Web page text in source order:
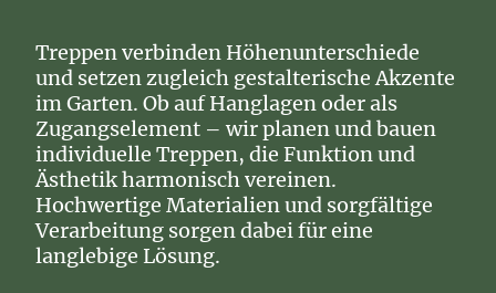
Treppen verbinden Höhenunterschiede
und setzen zugleich gestalterische Akzente
im Garten. Ob auf Hanglagen oder als
Zugangselement – wir planen und bauen
individuelle Treppen, die Funktion und
Ästhetik harmonisch vereinen.
Hochwertige Materialien und sorgfältige
Verarbeitung sorgen dabei für eine
langlebige Lösung.